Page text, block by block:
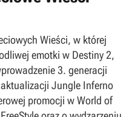
Wieści, w której
emotki w Destiny 2,
3. generacji
Jungle Inferno
promocji w World of